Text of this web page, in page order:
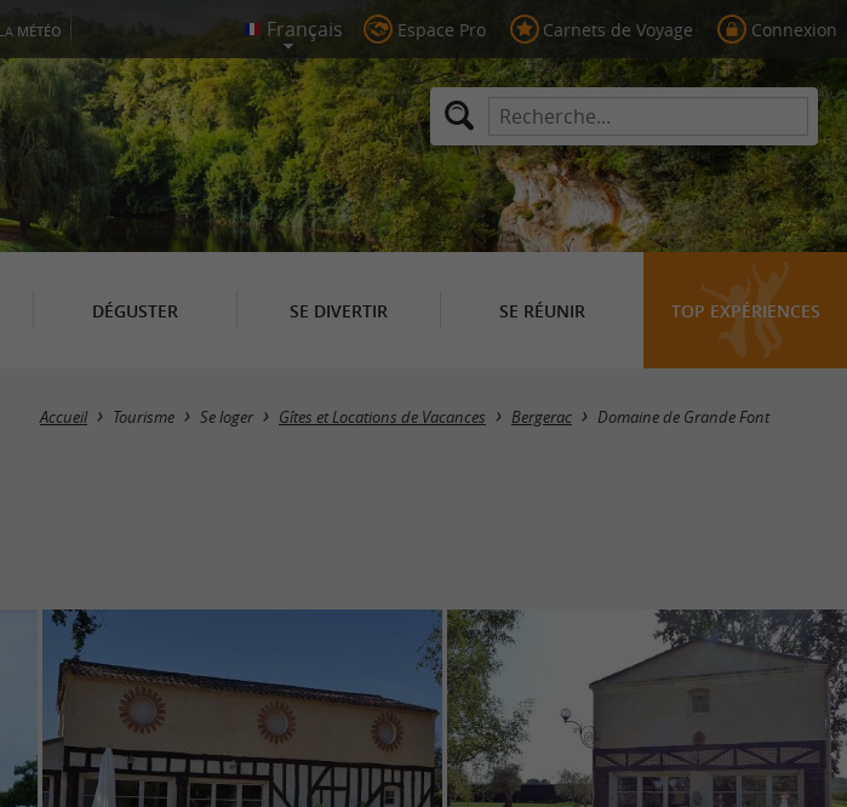
LA MÉTÉO Espace Pro Carnets de Voyage Connexion
DÉGUSTER SE DIVERTIR SE RÉUNIR TOP EXPÉRIENCES
Accueil Tourisme Se loger Gîtes et Locations de Vacances Bergerac Domaine de Grande Font